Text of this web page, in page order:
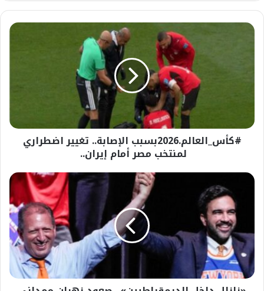
#كأس_العالم.2026بسبب الإصابة.. تغيير اضطراري
لمنتخب مصر أمام إيران..
«زلزال
الديمقراطيين»..
صعود
ممداني
يقلب
المعادلة
ودعم